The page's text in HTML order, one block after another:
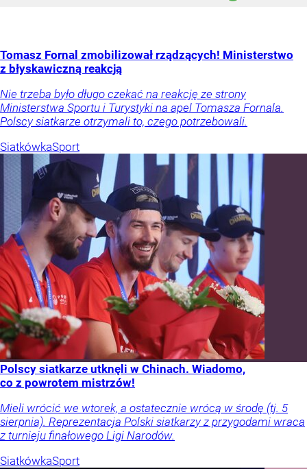
Tomasz Fornal zmobilizował rządzących! Ministerstwo
z błyskawiczną reakcją
Nie trzeba było długo czekać na reakcję ze strony
Ministerstwa Sportu i Turystyki na apel Tomasza Fornala.
Polscy siatkarze otrzymali to, czego potrzebowali.
SiatkówkaSport
Polscy siatkarze utknęli w Chinach. Wiadomo,
co z powrotem mistrzów!
Mieli wrócić we wtorek, a ostatecznie wrócą w środę (tj. 5
sierpnia). Reprezentacja Polski siatkarzy z przygodami wraca
z turnieju finałowego Ligi Narodów.
SiatkówkaSport